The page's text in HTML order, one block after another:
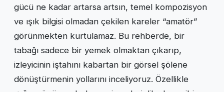
gücü ne kadar artarsa artsın, temel kompozisyon
ve ışık bilgisi olmadan çekilen kareler “amatör”
görünmekten kurtulamaz. Bu rehberde, bir
tabağı sadece bir yemek olmaktan çıkarıp,
izleyicinin iştahını kabartan bir görsel şölene
dönüştürmenin yollarını inceliyoruz. Özellikle